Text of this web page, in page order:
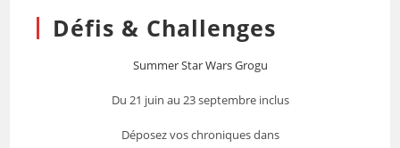
Défis & Challenges
Summer Star Wars Grogu
Du 21 juin au 23 septembre inclus
Déposez vos chroniques dans